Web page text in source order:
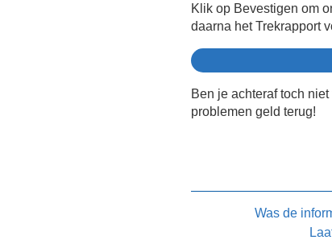
Klik op Bevestigen om
daarna het Trekrapport
Ben je achteraf toch
problemen geld terug!
Was de